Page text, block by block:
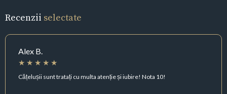
Recenzii selectate
Alex B.
Cățelușii sunt tratați cu multa atenție și iubire! Nota 10!